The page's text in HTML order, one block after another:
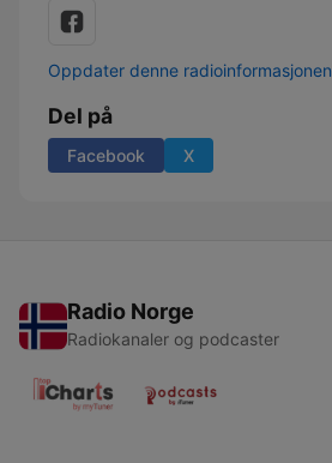
Oppdater denne radioinformasjonen
Del på
Facebook X
Radio Norge
Radiokanaler og podcaster